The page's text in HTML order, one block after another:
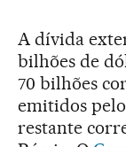
A dívida
bilhões de
70 bilhões
emitidos
restante